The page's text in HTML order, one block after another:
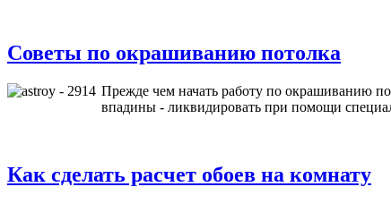
Советы по окрашиванию потолка
Прежде чем начать работу по окрашиванию
впадины - ликвидировать при помощи
Как сделать расчет обоев на комнату